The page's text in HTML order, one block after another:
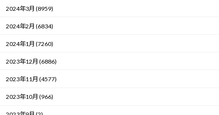
2024年3月 (8959)
2024年2月 (6834)
2024年1月 (7260)
2023年12月 (6886)
2023年11月 (4577)
2023年10月 (966)